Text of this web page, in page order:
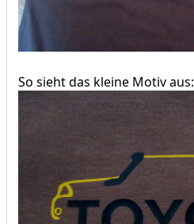
So sieht das kleine Motiv aus: